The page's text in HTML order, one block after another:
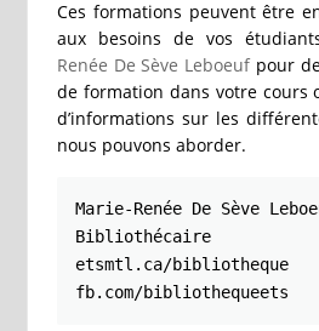
Ces formations peuvent être
aux besoins de vos
Renée De Sève Leboeufpour
de formation dans votre cours
d’informations sur les
nous pouvons aborder.
Marie-Renée De Sève
Bibliothécaire
etsmtl.ca/bibliotheque
fb.com/bibliothequeets